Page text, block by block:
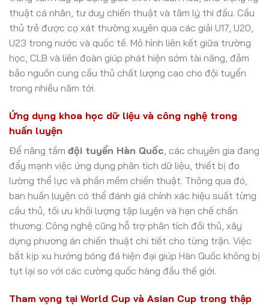
thuật cá nhân, tư duy chiến thuật và tâm lý thi đấu. Cầu
thủ trẻ được cọ xát thường xuyên qua các giải U17, U20,
U23 trong nước và quốc tế. Mô hình liên kết giữa trường
học, CLB và liên đoàn giúp phát hiện sớm tài năng, đảm
bảo nguồn cung cầu thủ chất lượng cao cho đội tuyển
trong nhiều năm tới.
Ứng dụng khoa học dữ liệu và công nghệ trong
huấn luyện
Để nâng tầm đội tuyển Hàn Quốc, các chuyên gia đang
đẩy mạnh việc ứng dụng phân tích dữ liệu, thiết bị đo
lường thể lực và phần mềm chiến thuật. Thông qua đó,
ban huấn luyện có thể đánh giá chính xác hiệu suất từng
cầu thủ, tối ưu khối lượng tập luyện và hạn chế chấn
thương. Công nghệ cũng hỗ trợ phân tích đối thủ, xây
dựng phương án chiến thuật chi tiết cho từng trận. Việc
bắt kịp xu hướng bóng đá hiện đại giúp Hàn Quốc không bị
tụt lại so với các cường quốc hàng đầu thế giới.
Tham vọng tại World Cup và Asian Cup trong thập